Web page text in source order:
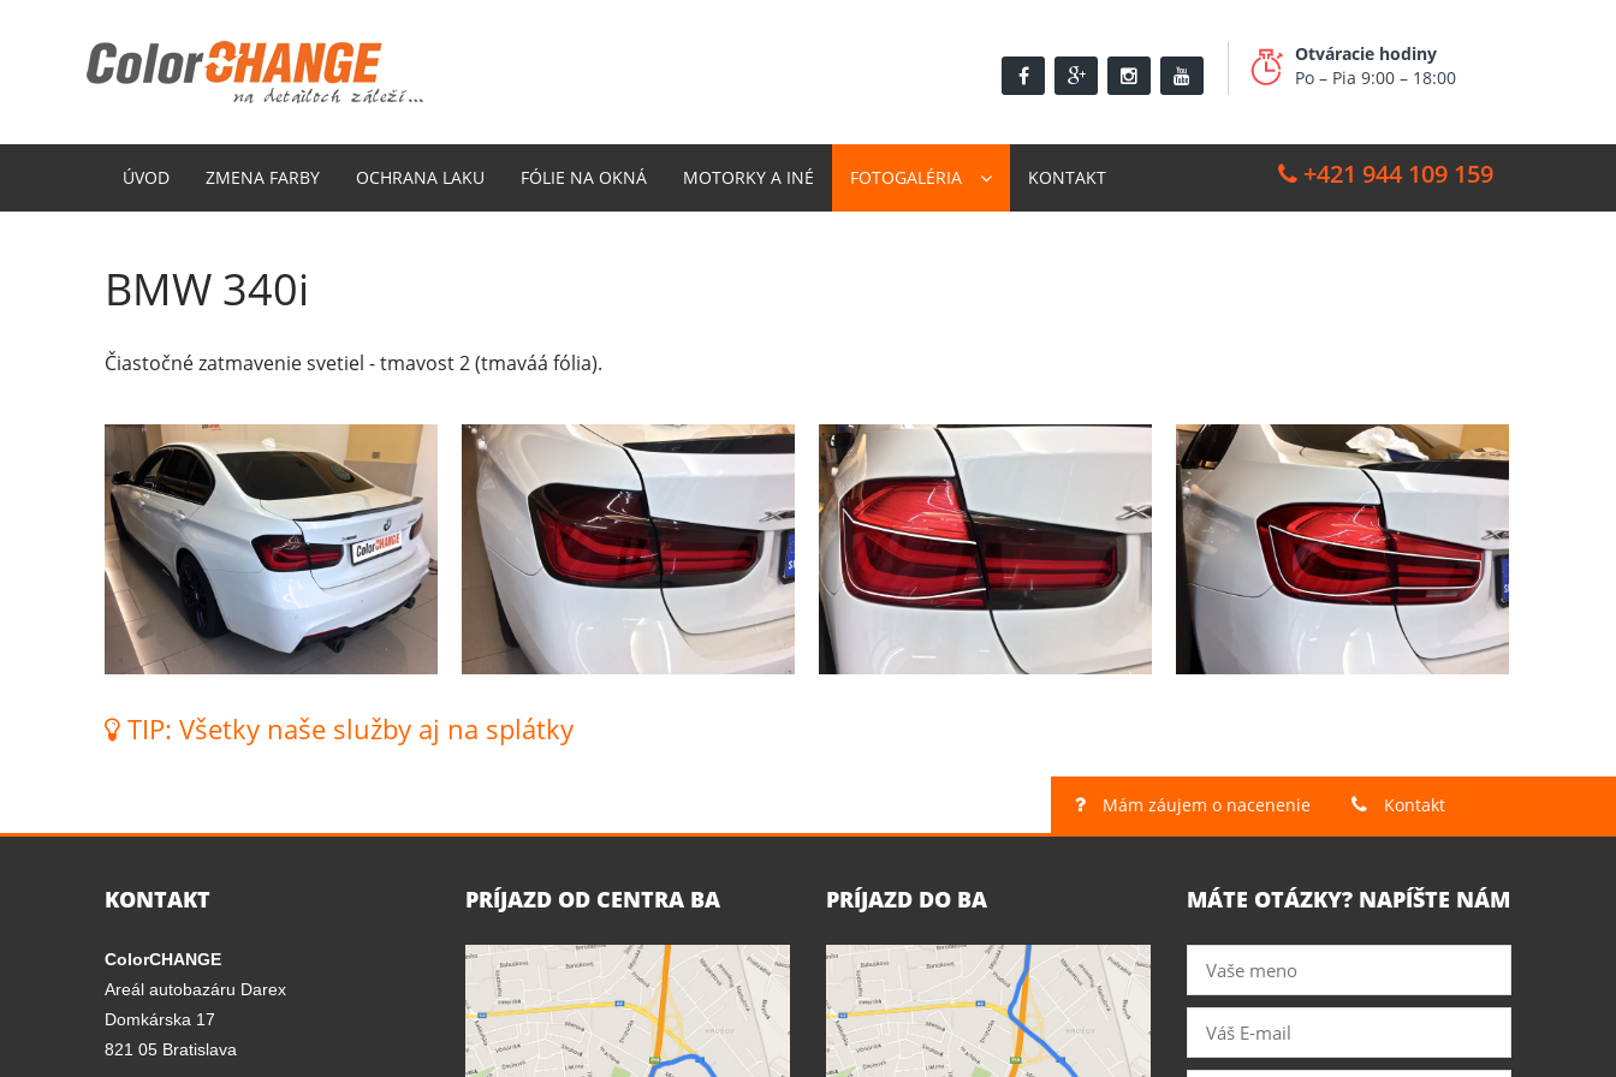
Otváracie hodiny
Po – Pia 9:00 – 18:00
ÚVOD ZMENA FARBY OCHRANA LAKU FÓLIE NA OKNÁ MOTORKY A INÉ FOTOGALÉRIA KONTAKT +421 944 109 159
BMW 340i
Čiastočné zatmavenie svetiel - tmavost 2 (tmaváá fólia).
TIP: Všetky naše služby aj na splátky
Mám záujem o nacenenie Kontakt
KONTAKT
ColorCHANGE
Areál autobazáru Darex
Domkárska 17
821 05 Bratislava
PRÍJAZD OD CENTRA BA PRÍJAZD DO BA MÁTE OTÁZKY? NAPÍŠTE NÁM